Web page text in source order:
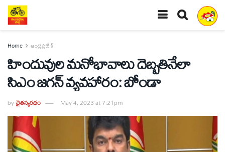
Home ఆంధ్రప్రదేశ్
హిందువుల మనోభావాలు దెబ్బతినేలా
సిఎం జగన్‌ వ్యవహారం: బోండా
byచైతన్యరధం May 4, 2023 at 7:21pm